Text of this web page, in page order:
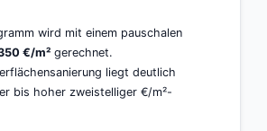
wird mit einem pauschalen
€/m² gerechnet.
liegt deutlich
bis hoher zweistelliger €/m²-